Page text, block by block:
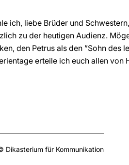
ich, liebe Brüder und
zu der heutigen Audienz.
den Petrus als den ”Sohn des
erteile ich euch allen von
Dikasterium für Kommunikation